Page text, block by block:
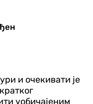
и очекивати је
уобичајеним